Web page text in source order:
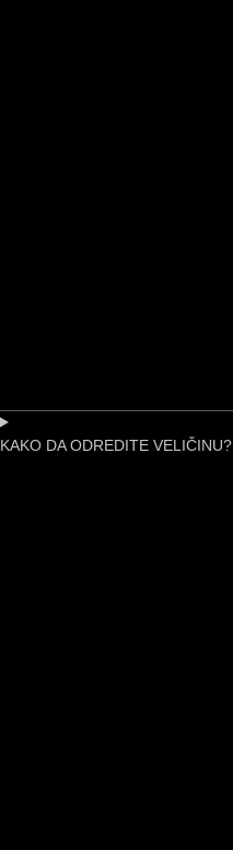
KAKO DA ODREDITE VELIČINU?